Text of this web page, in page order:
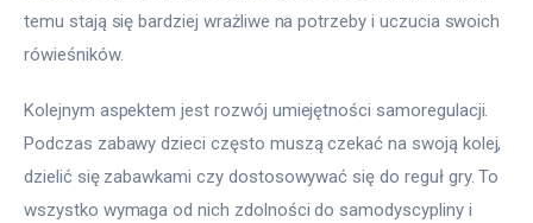
temu stają się bardziej wrażliwe na potrzeby i uczucia swoich
rówieśników.
Kolejnym aspektem jest rozwój umiejętności samoregulacji.
Podczas zabawy dzieci często muszą czekać na swoją kolej,
dzielić się zabawkami czy dostosowywać się do reguł gry. To
wszystko wymaga od nich zdolności do samodyscypliny i